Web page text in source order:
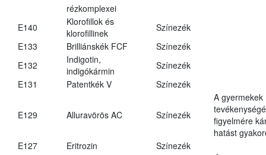
rézkomplexei
E140
Klorofillok és
klorofillinek
Színezék
E133
Brilliánskék FCF
Színezék
E132
Indigotin,
indigókármin
Színezék
E131
Patentkék V Színezék
E129 Alluravörös AC Színezék
A gyermekek
figyelmére
hatást
E127
Eritrozin Színezék